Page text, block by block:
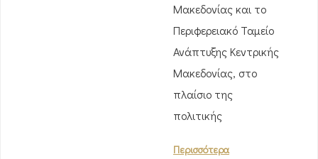
Μακεδονίας και το
Περιφερειακό Ταμείο
Ανάπτυξης Κεντρικής
Μακεδονίας, στο
πλαίσιο της
πολιτικής
Περισσότερα